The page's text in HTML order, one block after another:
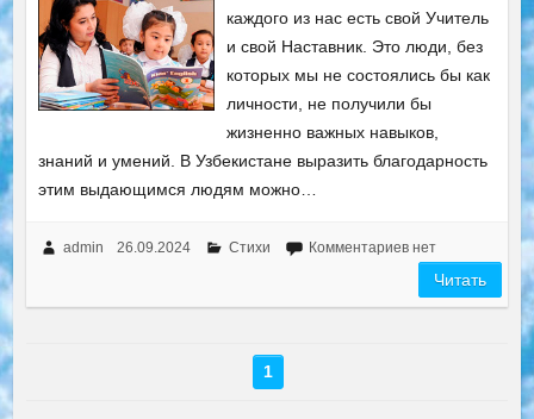
каждого из нас есть свой Учитель
и свой Наставник. Это люди, без
которых мы не состоялись бы как
личности, не получили бы
жизненно важных навыков,
знаний и умений. В Узбекистане выразить благодарность
этим выдающимся людям можно…
admin 26.09.2024 Стихи Комментариев нет
Читать
1